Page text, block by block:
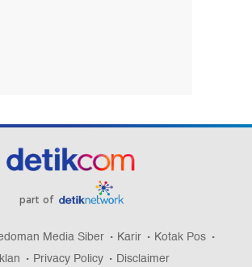
part of
Media Siber Karir
Kotak Pos
Privacy Policy Disclaimer